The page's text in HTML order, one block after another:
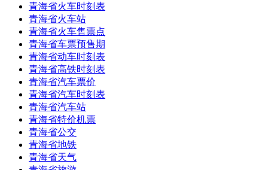
青海省火车时刻表
青海省火车站
青海省火车售票点
青海省车票预售期
青海省动车时刻表
青海省高铁时刻表
青海省汽车票价
青海省汽车时刻表
青海省汽车站
青海省特价机票
青海省公交
青海省地铁
青海省天气